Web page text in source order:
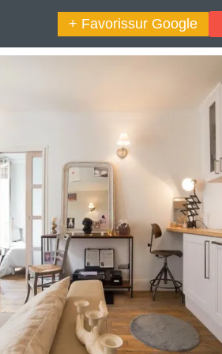
+ Favorissur Google
🔍︎
Décoration Et Design
Maison En Ville
Trouvailles Déco Du Jour
La Déco
Petite Surface Piscine